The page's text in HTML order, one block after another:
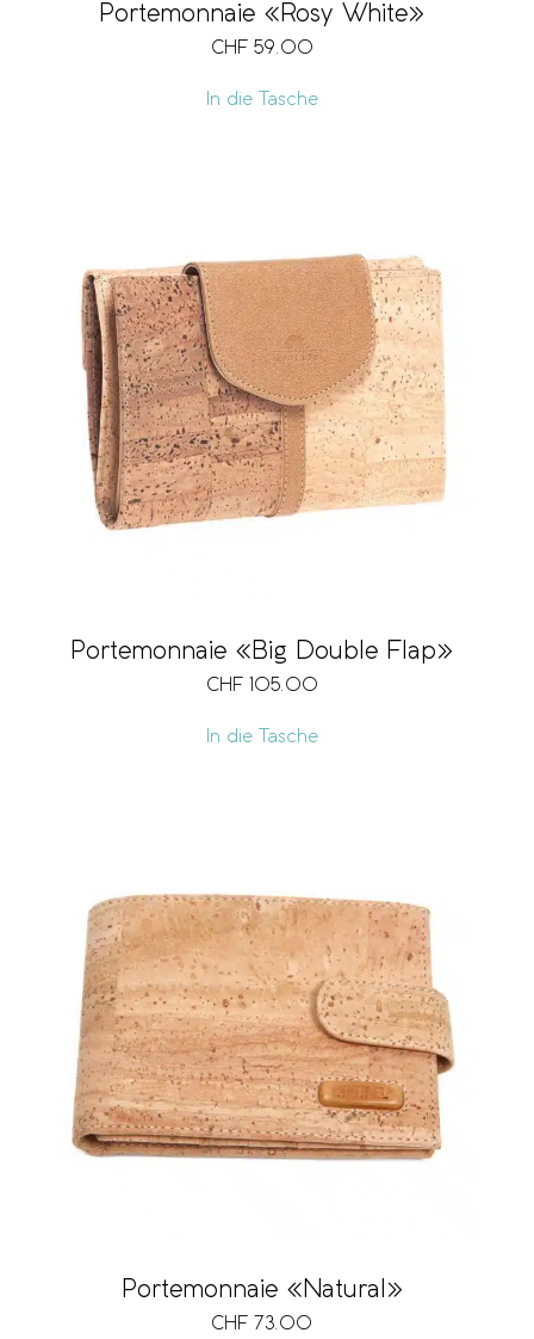
Portemonnaie «Rosy White»
CHF 59.00
In die Tasche
Portemonnaie «Big Double Flap»
CHF 105.00
In die Tasche
Portemonnaie «Natural»
CHF 73.00